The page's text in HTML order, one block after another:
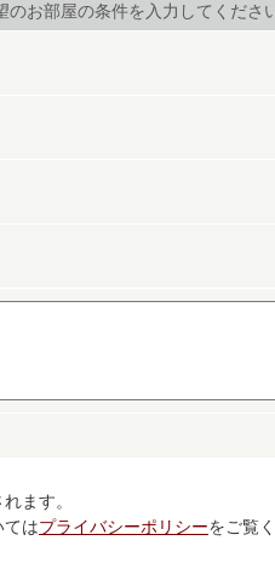
お部屋の条件を入力してくださ
ます。
てはプライバシーポリシーをご覧